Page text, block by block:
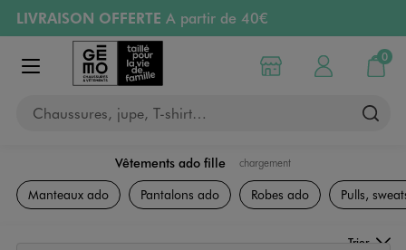
Aller au contenu principal
Aller à la navigation
LIVRAISON OFFERTE A partir de 40€
RETRAIT ET LIVRAISON OFFERTE
en magasin
PAYEZ EN 3x SANS FRAIS
Retours OFFERTS
pendant 30 jours
Afficher le menu
Chaussures, jupe, T-shirt…
Choisir mon magasin
Mon compte
0
Mon
Vêtements ado fille chargement
Collection Ado Fille
Manteaux ado Pantalons ado Robes ado Pulls,
Trier